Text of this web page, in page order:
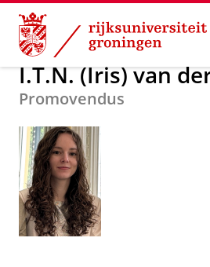
Skip
Content
Skip
Navigation
Over ons I.T.N. (Iris)
I.T.N. (Iris) van
Promovendus